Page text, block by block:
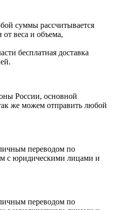
суммы рассчитывается
веса и объема,
бесплатная доставка
России, основной
же можем отправить любой
переводом по
с юридическими лицами и
переводом по